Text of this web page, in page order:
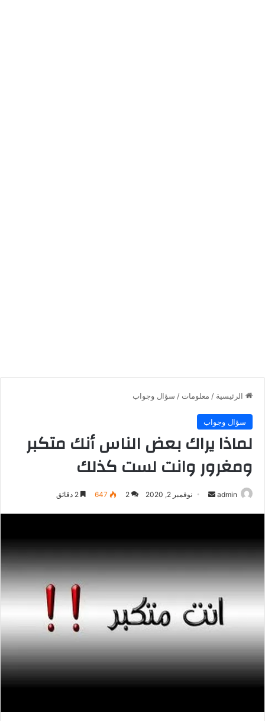
الرئيسية / معلومات / سؤال وجواب
سؤال وجواب
لماذا يراك بعض الناس أنك متكبر
ومغرور وانت لست كذلك
admin
أرسل نوفمبر 2, 2020 2
647